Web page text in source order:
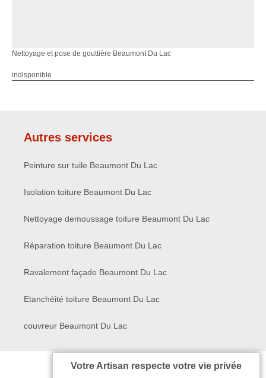
Nettoyage et pose de gouttière Beaumont Du Lac
indisponible
Autres services
Peinture sur tuile Beaumont Du Lac
Isolation toiture Beaumont Du Lac
Nettoyage demoussage toiture Beaumont Du Lac
Réparation toiture Beaumont Du Lac
Ravalement façade Beaumont Du Lac
Etanchéité toiture Beaumont Du Lac
couvreur Beaumont Du Lac
Votre Artisan respecte votre vie privée